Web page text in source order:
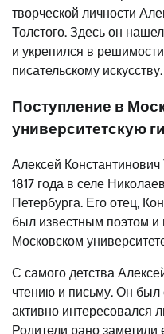
творческой личности
Толстого. Здесь он
и укрепился в
писательскому искусству.
Поступление в
университетскую
Алексей
1817 года в селе
Петербурга. Его отец,
был известным поэтом и
Московском
С самого детства
чтению и письму. Он был
активно интересовался
Родители рано заметили